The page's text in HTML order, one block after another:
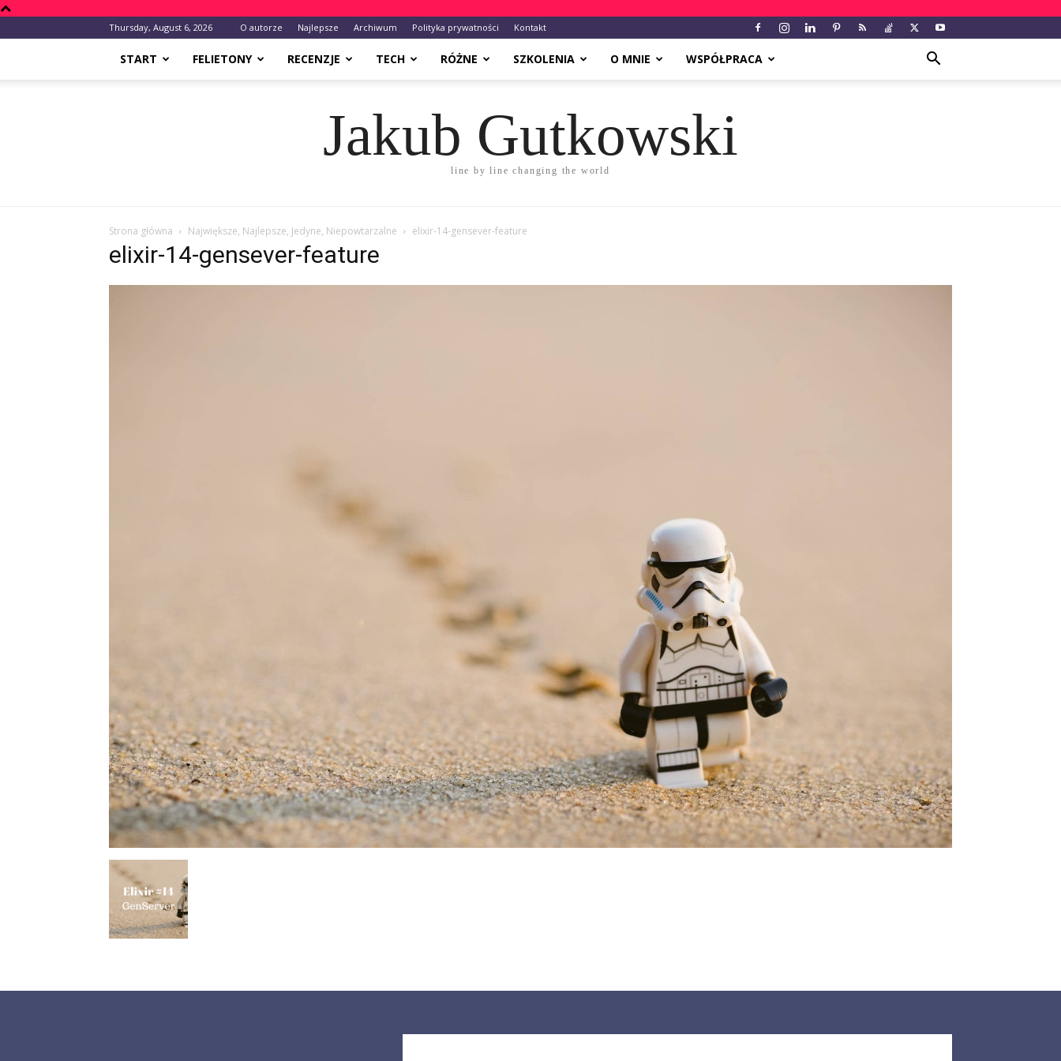
Thursday, August 6, 2026 O autorze Najlepsze Archiwum Polityka prywatności Kontakt
START FELIETONY RECENZJE TECH RÓŻNE SZKOLENIA O MNIE WSPÓŁPRACA
Jakub Gutkowski
line by line changing the world
Strona główna Największe, Najlepsze, Jedyne, Niepowtarzalne elixir-14-gensever-feature
elixir-14-gensever-feature